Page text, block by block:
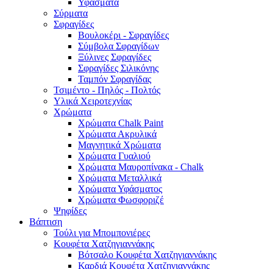
Υφάσματα
Σύρματα
Σφραγίδες
Βουλοκέρι - Σφραγίδες
Σύμβολα Σφραγίδων
Ξύλινες Σφραγίδες
Σφραγίδες Σιλικόνης
Ταμπόν Σφραγίδας
Τσιμέντο - Πηλός - Πολτός
Υλικά Χειροτεχνίας
Χρώματα
Χρώματα Chalk Paint
Χρώματα Ακρυλικά
Μαγνητικά Χρώματα
Χρώματα Γυαλιού
Χρώματα Μαυροπίνακα - Chalk
Χρώματα Μεταλλικά
Χρώματα Υφάσματος
Χρώματα Φωσφοριζέ
Ψηφίδες
Βάπτιση
Τούλι για Μπομπονιέρες
Κουφέτα Χατζηγιαννάκης
Βότσαλο Κουφέτα Χατζηγιαννάκης
Καρδιά Κουφέτα Χατζηγιαννάκης